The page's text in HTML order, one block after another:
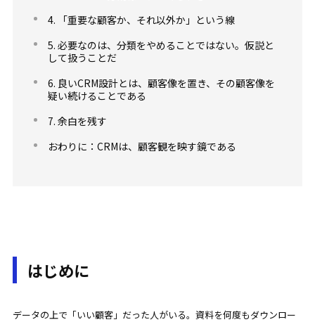
4. 「重要な顧客か、それ以外か」という線
5. 必要なのは、分類をやめることではない。仮説と
して扱うことだ
6. 良いCRM設計とは、顧客像を置き、その顧客像を
疑い続けることである
7. 余白を残す
おわりに：CRMは、顧客観を映す鏡である
はじめに
データの上で「いい顧客」だった人がいる。資料を何度もダウンロー